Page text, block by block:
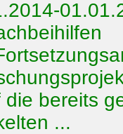
die bereits
...